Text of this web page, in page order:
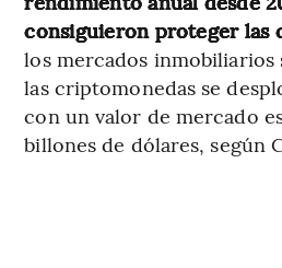
consiguieron proteger las
los mercados inmobiliarios
las criptomonedas se
con un valor de mercado
billones de dólares, según